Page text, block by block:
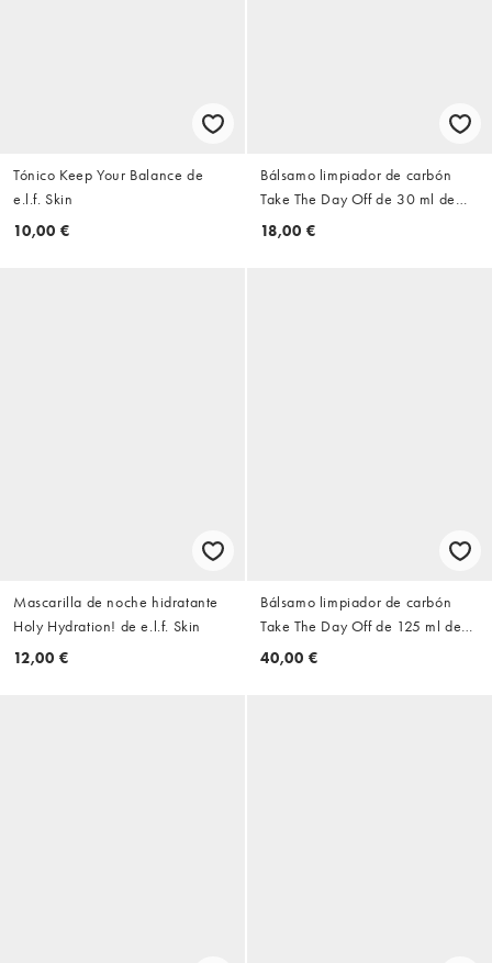
Tónico Keep Your Balance de
e.l.f. Skin
10,00 €
Bálsamo limpiador de carbón
Take The Day Off de 30 ml de
Clinique
18,00 €
Mascarilla de noche hidratante
Holy Hydration! de e.l.f. Skin
12,00 €
Bálsamo limpiador de carbón
Take The Day Off de 125 ml de
Clinique
40,00 €